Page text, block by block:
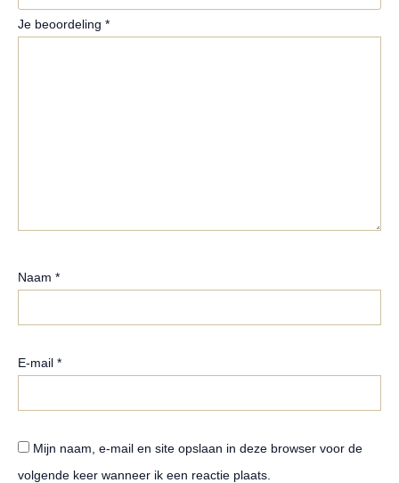
Je beoordeling *
Naam *
E-mail *
Mijn naam, e-mail en site opslaan in deze browser voor de
volgende keer wanneer ik een reactie plaats.